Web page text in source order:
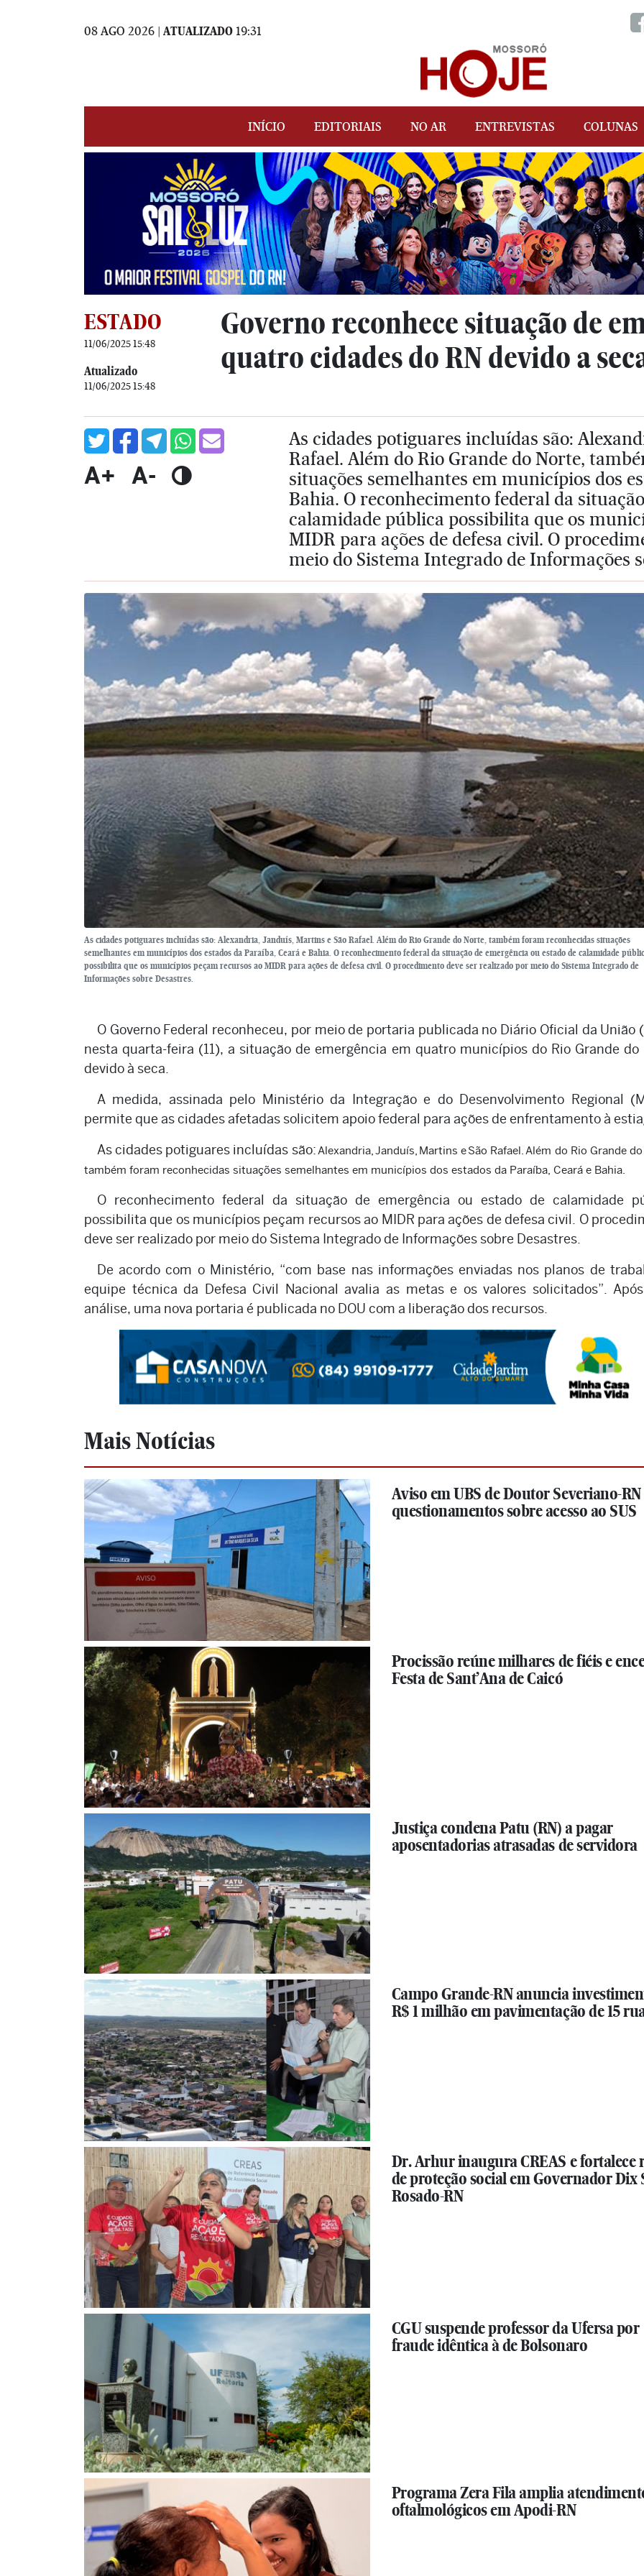
08 AGO 2026 | ATUALIZADO 19:31
INÍCIO EDITORIAIS NO AR ENTREVISTAS COLUNAS
ESTADO
11/06/2025 15:48
Atualizado
11/06/2025 15:48
Governo reconhece situação de
quatro cidades do RN devido a
A+ A-
As cidades potiguares incluídas são:
Rafael. Além do Rio Grande do Norte,
situações semelhantes em municípios dos
Bahia. O reconhecimento federal da
calamidade pública possibilita que os
MIDR para ações de defesa civil. O
meio do Sistema Integrado de Informações
As cidades potiguares incluídas são: Alexandria, Janduís, Martins e São Rafael. Além do Rio Grande do Norte, também foram reconhecidas situações
semelhantes em municípios dos estados da Paraíba, Ceará e Bahia. O reconhecimento federal da situação de emergência ou estado de calamidade
possibilita que os municípios peçam recursos ao MIDR para ações de defesa civil. O procedimento deve ser realizado por meio do Sistema Integrado de
Informações sobre Desastres.
O Governo Federal reconheceu, por meio de portaria publicada no Diário Oficial da União
nesta quarta-feira (11), a situação de emergência em quatro municípios do Rio Grande do
devido à seca.
A medida, assinada pelo Ministério da Integração e do Desenvolvimento Regional
permite que as cidades afetadas solicitem apoio federal para ações de enfrentamento à
As cidades potiguares incluídas são: Alexandria, Janduís, Martins eSão Rafael. Além do Rio Grande
também foram reconhecidas situações semelhantes em municípios dos estados da Paraíba, Ceará e Bahia.
O reconhecimento federal da situação de emergência ou estado de calamidade
possibilita que os municípios peçam recursos ao MIDR para ações de defesa civil. O
deve ser realizado por meio do Sistema Integrado de Informações sobre Desastres.
De acordo com o Ministério, “com base nas informações enviadas nos planos de
equipe técnica da Defesa Civil Nacional avalia as metas e os valores solicitados”.
análise, uma nova portaria é publicada no DOU com a liberação dos recursos.
Mais Notícias
Aviso em UBS de Doutor Severiano-
questionamentos sobre acesso ao SUS
Procissão reúne milhares de fiéis e
Festa de Sant’Ana de Caicó
Justiça condena Patu (RN) a pagar
aposentadorias atrasadas de servidora
Campo Grande-RN anuncia
R$ 1 milhão em pavimentação de 15
Dr. Arhur inaugura CREAS e fortalece
de proteção social em Governador Dix
Rosado-RN
CGU suspende professor da Ufersa por
fraude idêntica à de Bolsonaro
Programa Zera Fila amplia
oftalmológicos em Apodi-RN